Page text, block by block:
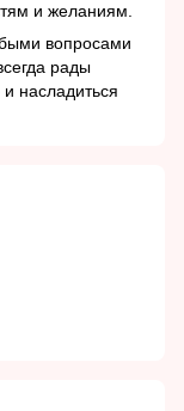
и желаниям.
вопросами
рады
насладиться